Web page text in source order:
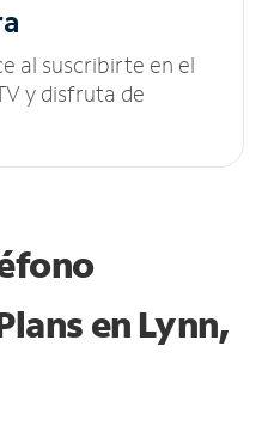
al suscribirte en el
y disfruta de
en Lynn,